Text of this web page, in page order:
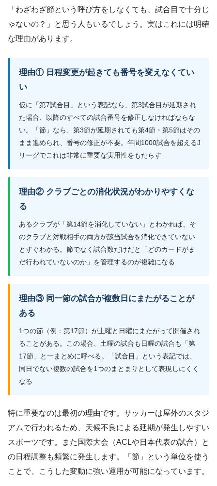
「わざわざ節という呼び方をしなくても、試合目で十分じ
ゃないの？」と思う人もいるでしょう。実はこれには明確
な理由があります。
理由① 日程変更が起きても番号を変えなくてい
い
仮に「第7試合目」という表記なら、第3試合目が延期され
た場合、以降のすべての試合番号を修正しなければならな
い。「節」なら、第3節が延期されても第4節・第5節はその
まま進められ、番号の修正が不要。年間1000試合を超えるJ
リーグでこれは非常に重要な実用性をもたらす
理由② クラブごとの消化状況がわかりやすくな
る
あるクラブが「第14節を消化していない」とわかれば、そ
のクラブと対戦相手の両方が該当試合を消化できていない
とすぐわかる。節でなく試合数だけだと「どのカードがま
だ行われていないのか」を管理するのが複雑になる
理由③ 同一節の試合が複数日にまたがることが
ある
1つの節（例：第17節）が土曜と日曜にまたがって開催され
ることがある。この場合、土曜の試合も日曜の試合も「第
17節」と一まとめに呼べる。「試合目」という表記では、
同日でない複数の試合を1つのまとまりとして表現しにくく
なる
特に重要なのは最初の理由です。サッカーは屋外のスタジ
アムで行われるため、天候不良による延期が発生しやすい
スポーツです。また国際大会（ACLや日本代表の試合）と
の日程調整も頻繁に発生します。「節」という単位を使う
ことで、こうした変動に強い運用が可能になっています。